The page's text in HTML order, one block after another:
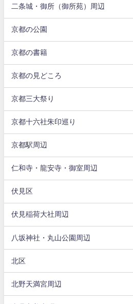
二条城・御所（御所苑）周辺
京都の公園
京都の書籍
京都の見どころ
京都三大祭り
京都十六社朱印巡り
京都駅周辺
仁和寺・龍安寺・御室周辺
伏見区
伏見稲荷大社周辺
八坂神社・丸山公園周辺
北区
北野天満宮周辺